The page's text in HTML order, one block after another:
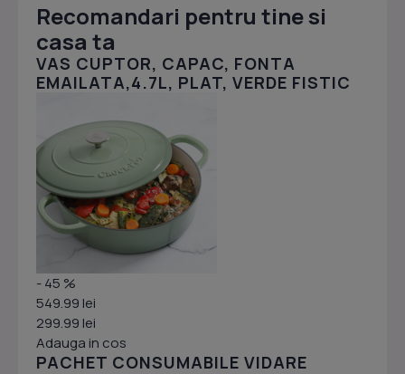
Recomandari pentru tine si
casa ta
VAS CUPTOR, CAPAC, FONTA
EMAILATA,4.7L, PLAT, VERDE FISTIC
- 45 %
549.99 lei
299.99 lei
Adauga in cos
PACHET CONSUMABILE VIDARE